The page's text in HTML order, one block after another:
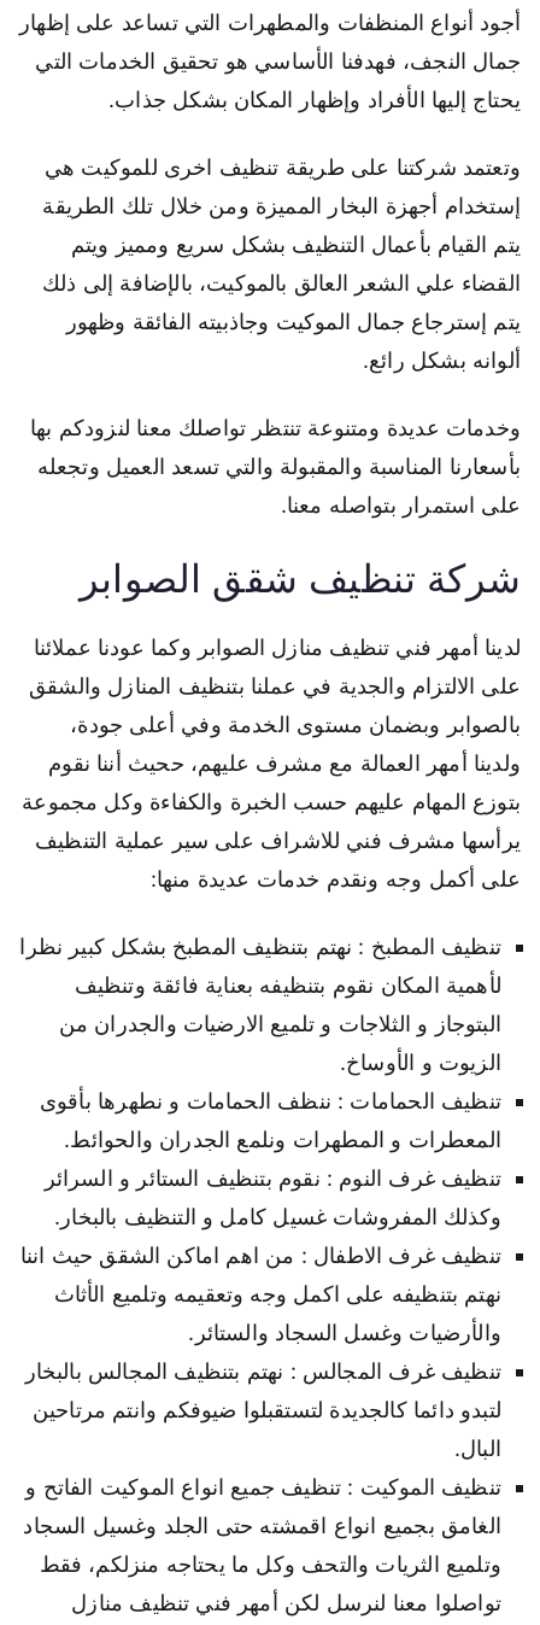
أجود أنواع المنظفات والمطهرات التي تساعد على إظهار
جمال النجف، فهدفنا الأساسي هو تحقيق الخدمات التي
يحتاج إليها الأفراد وإظهار المكان بشكل جذاب.
وتعتمد شركتنا على طريقة تنظيف اخرى للموكيت هي
إستخدام أجهزة البخار المميزة ومن خلال تلك الطريقة
يتم القيام بأعمال التنظيف بشكل سريع ومميز ويتم
القضاء علي الشعر العالق بالموكيت، بالإضافة إلى ذلك
يتم إسترجاع جمال الموكيت وجاذبيته الفائقة وظهور
ألوانه بشكل رائع.
وخدمات عديدة ومتنوعة تنتظر تواصلك معنا لنزودكم بها
بأسعارنا المناسبة والمقبولة والتي تسعد العميل وتجعله
على استمرار بتواصله معنا.
شركة تنظيف شقق الصوابر
لدينا أمهر فني تنظيف منازل الصوابر وكما عودنا عملائنا
على الالتزام والجدية في عملنا بتنظيف المنازل والشقق
بالصوابر وبضمان مستوى الخدمة وفي أعلى جودة،
ولدينا أمهر العمالة مع مشرف عليهم، ححيث أننا نقوم
بتوزع المهام عليهم حسب الخبرة والكفاءة وكل مجموعة
يرأسها مشرف فني للاشراف على سير عملية التنظيف
على أكمل وجه ونقدم خدمات عديدة منها:
تنظيف المطبخ : نهتم بتنظيف المطبخ بشكل كبير نظرا
لأهمية المكان نقوم بتنظيفه بعناية فائقة وتنظيف
البتوجاز و الثلاجات و تلميع الارضيات والجدران من
الزيوت و الأوساخ.
تنظيف الحمامات : ننظف الحمامات و نطهرها بأقوى
المعطرات و المطهرات ونلمع الجدران والحوائط.
تنظيف غرف النوم : نقوم بتنظيف الستائر و السرائر
وكذلك المفروشات غسيل كامل و التنظيف بالبخار.
تنظيف غرف الاطفال : من اهم اماكن الشقق حيث اننا
نهتم بتنظيفه على اكمل وجه وتعقيمه وتلميع الأثاث
والأرضيات وغسل السجاد والستائر.
تنظيف غرف المجالس : نهتم بتنظيف المجالس بالبخار
لتبدو دائما كالجديدة لتستقبلوا ضيوفكم وانتم مرتاحين
البال.
تنظيف الموكيت : تنظيف جميع انواع الموكيت الفاتح و
الغامق بجميع انواع اقمشته حتى الجلد وغسيل السجاد
وتلميع الثريات والتحف وكل ما يحتاجه منزلكم، فقط
تواصلوا معنا لنرسل لكن أمهر فني تنظيف منازل